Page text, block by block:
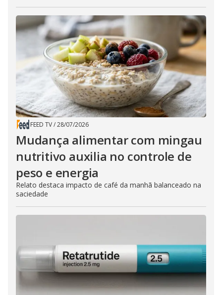
FEED TV/28/07/2026
Mudança alimentar com mingau
nutritivo auxilia no controle de
peso e energia
Relato destaca impacto de café da manhã balanceado na
saciedade